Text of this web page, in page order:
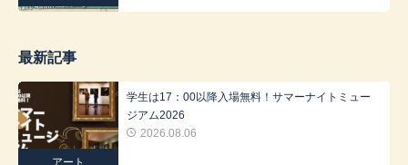
最新記事
アート
学生は17：00以降入場無料！サマーナイトミュー
ジアム2026
2026.08.06